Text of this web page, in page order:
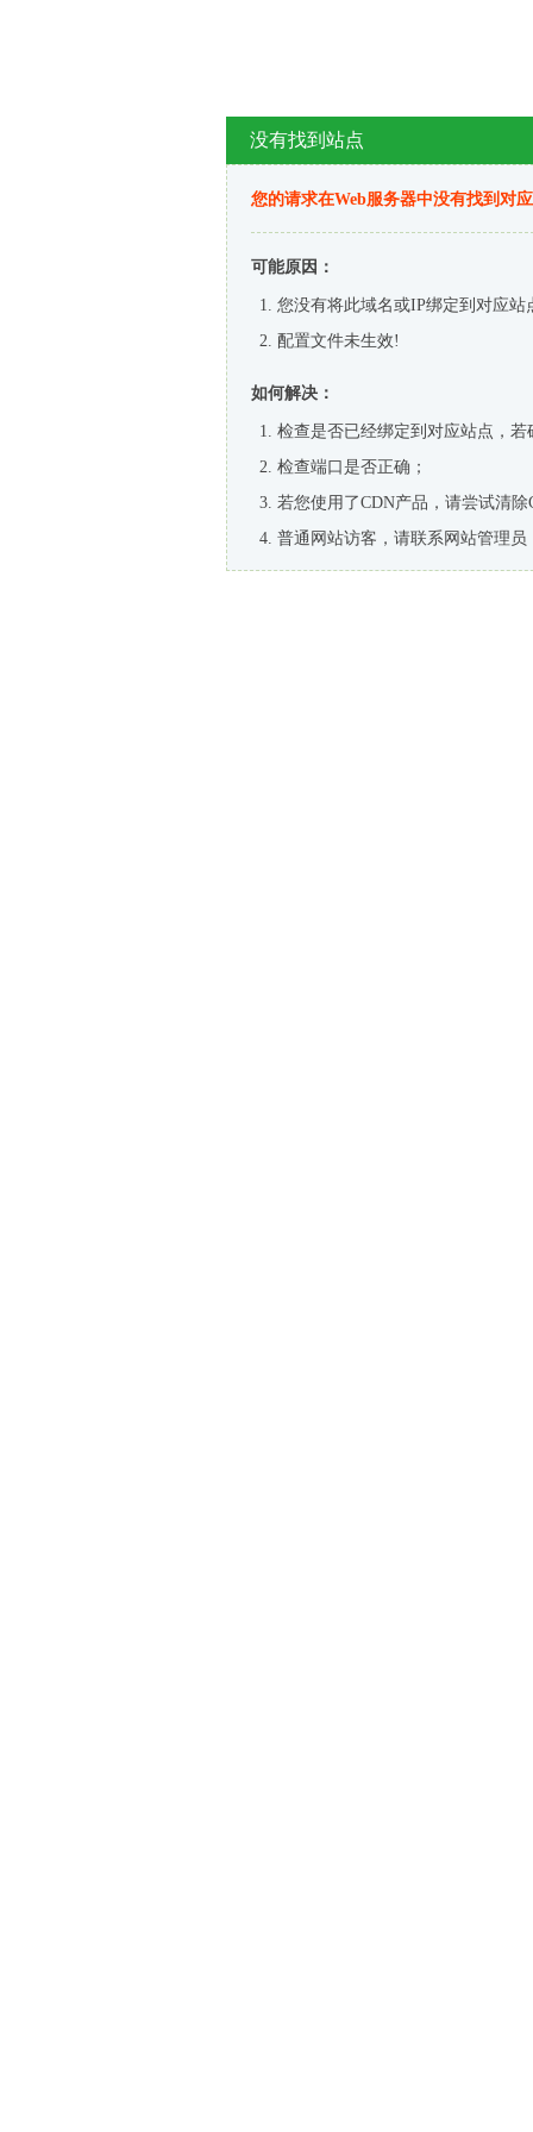
没有找到站点
您的请求在Web服务器中没有找到对
可能原因：
您没有将此域名或IP绑定到对应站
配置文件未生效!
如何解决：
检查是否已经绑定到对应站点，
检查端口是否正确；
若您使用了CDN产品，请尝试清除
普通网站访客，请联系网站管理员